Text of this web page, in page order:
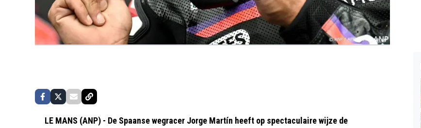
LE MANS (ANP) - De Spaanse wegracer Jorge Martín heeft op spectaculaire wijze de